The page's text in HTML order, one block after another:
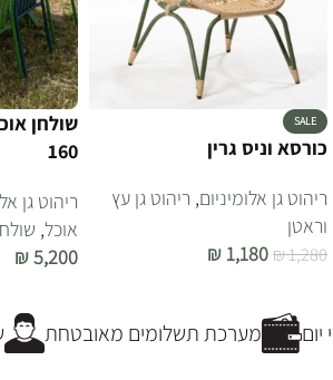
SALE
כורסא וניס גרין
ריהוט גן אלומיניום, ריהוט גן עץ
וראטן
₪1,280
₪ 1,180
שולחן
160
ריהוט גן
אוכל,
₪5,200
מערכת תשלומים מאובטחת